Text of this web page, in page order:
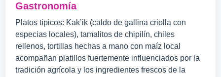
Gastronomía
Platos típicos: Kak’ik (caldo de gallina criolla con
especias locales), tamalitos de chipilín, chiles
rellenos, tortillas hechas a mano con maíz local
acompañan platillos fuertemente influenciados por la
tradición agrícola y los ingredientes frescos de la